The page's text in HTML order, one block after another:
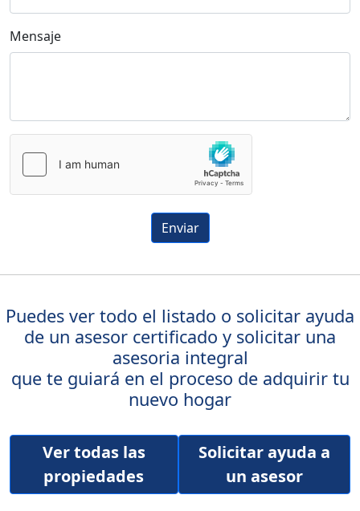
Mensaje
Enviar
Puedes ver todo el listado o solicitar ayuda
de un asesor certificado y solicitar una
asesoria integral
que te guiará en el proceso de adquirir tu
nuevo hogar
Ver todas las
propiedades
Solicitar ayuda a
un asesor